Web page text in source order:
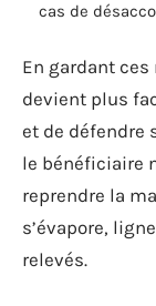
cas de
En gardant
devient plus
et de défendre
le bénéficiaire
reprendre la
s’évapore,
relevés.